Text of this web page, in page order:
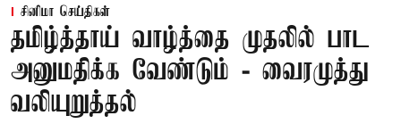
சினிமா செய்திகள்
தமிழ்த்தாய் வாழ்த்தை முதலில் பாட
அனுமதிக்க வேண்டும் - வைரமுத்து
வலியுறுத்தல்